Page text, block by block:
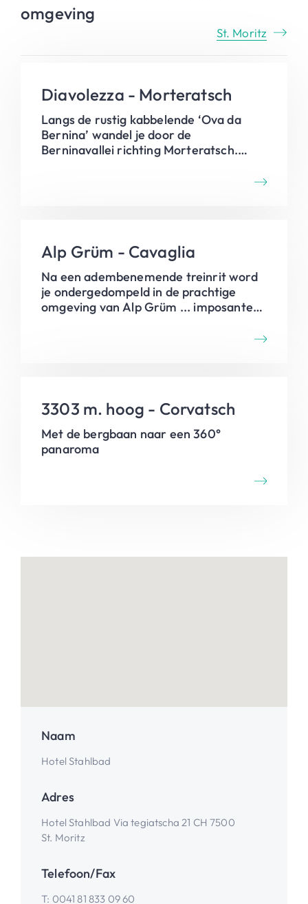
omgeving
St. Moritz
Diavolezza - Morteratsch
Langs de rustig kabbelende ‘Ova da
Bernina’ wandel je door de
Berninavallei richting Morteratsch.
Alp Grüm - Cavaglia
Na een adembenemende treinrit word
je ondergedompeld in de prachtige
omgeving van Alp Grüm ... imposante
overweldigend zicht op Valposchiavo en
langs het Lägh da Palü, gletsjermeer
aan de voet van de 3900m hoge Piz
Palü.
3303 m. hoog - Corvatsch
Met de bergbaan naar een 360°
panaroma
Naam
Hotel Stahlbad
Adres
Hotel Stahlbad Via tegiatscha 21 CH 7500
St. Moritz
Telefoon/Fax
T: 0041 81 833 09 60